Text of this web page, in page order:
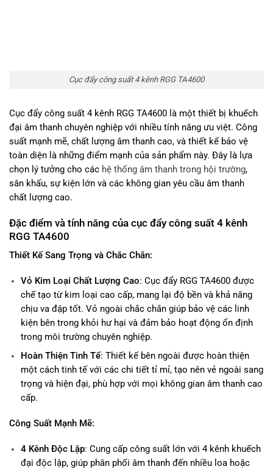
Cục đẩy công suất 4 kênh RGG TA4600
Cục đẩy công suất 4 kênh RGG TA4600 là một thiết bị khuếch
đại âm thanh chuyên nghiệp với nhiều tính năng ưu việt. Công
suất mạnh mẽ, chất lượng âm thanh cao, và thiết kế bảo vệ
toàn diện là những điểm mạnh của sản phẩm này. Đây là lựa
chọn lý tưởng cho các hệ thống âm thanh trong hội trường,
sân khấu, sự kiện lớn và các không gian yêu cầu âm thanh
chất lượng cao.
Đặc điểm và tính năng của cục đẩy công suất 4 kênh
RGG TA4600
Thiết Kế Sang Trọng và Chắc Chắn:
Vỏ Kim Loại Chất Lượng Cao: Cục đẩy RGG TA4600 được
chế tạo từ kim loại cao cấp, mang lại độ bền và khả năng
chịu va đập tốt. Vỏ ngoài chắc chắn giúp bảo vệ các linh
kiện bên trong khỏi hư hại và đảm bảo hoạt động ổn định
trong môi trường chuyên nghiệp.
Hoàn Thiện Tinh Tế: Thiết kế bên ngoài được hoàn thiện
một cách tinh tế với các chi tiết tỉ mỉ, tạo nên vẻ ngoài sang
trọng và hiện đại, phù hợp với mọi không gian âm thanh cao
cấp.
Công Suất Mạnh Mẽ:
4 Kênh Độc Lập: Cung cấp công suất lớn với 4 kênh khuếch
đại độc lập, giúp phân phối âm thanh đến nhiều loa hoặc